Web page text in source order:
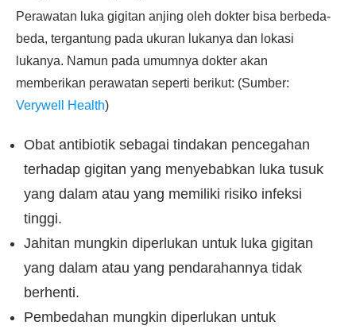
Perawatan luka gigitan anjing oleh dokter bisa berbeda-
beda, tergantung pada ukuran lukanya dan lokasi
lukanya. Namun pada umumnya dokter akan
memberikan perawatan seperti berikut: (Sumber:
Verywell Health)
Obat antibiotik sebagai tindakan pencegahan
terhadap gigitan yang menyebabkan luka tusuk
yang dalam atau yang memiliki risiko infeksi
tinggi.
Jahitan mungkin diperlukan untuk luka gigitan
yang dalam atau yang pendarahannya tidak
berhenti.
Pembedahan mungkin diperlukan untuk